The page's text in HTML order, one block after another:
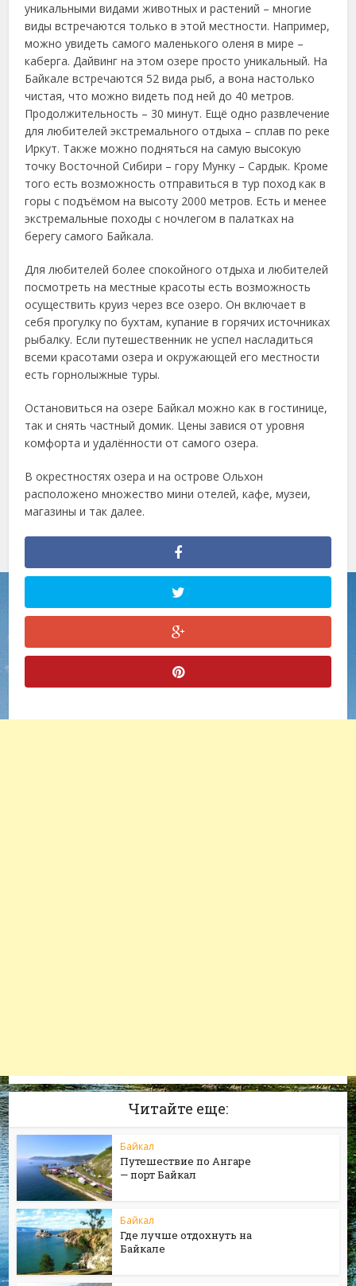
уникальными видами животных и растений – многие
виды встречаются только в этой местности. Например,
можно увидеть самого маленького оленя в мире –
каберга. Дайвинг на этом озере просто уникальный. На
Байкале встречаются 52 вида рыб, а вона настолько
чистая, что можно видеть под ней до 40 метров.
Продолжительность – 30 минут. Ещё одно развлечение
для любителей экстремального отдыха – сплав по реке
Иркут. Также можно подняться на самую высокую
точку Восточной Сибири – гору Мунку – Сардык. Кроме
того есть возможность отправиться в тур поход как в
горы с подъёмом на высоту 2000 метров. Есть и менее
экстремальные походы с ночлегом в палатках на
берегу самого Байкала.
Для любителей более спокойного отдыха и любителей
посмотреть на местные красоты есть возможность
осуществить круиз через все озеро. Он включает в
себя прогулку по бухтам, купание в горячих источниках
рыбалку. Если путешественник не успел насладиться
всеми красотами озера и окружающей его местности
есть горнолыжные туры.
Остановиться на озере Байкал можно как в гостинице,
так и снять частный домик. Цены завися от уровня
комфорта и удалённости от самого озера.
В окрестностях озера и на острове Ольхон
расположено множество мини отелей, кафе, музеи,
магазины и так далее.
Читайте еще:
Байкал
Путешествие по Ангаре
— порт Байкал
Байкал
Где лучше отдохнуть на
Байкале